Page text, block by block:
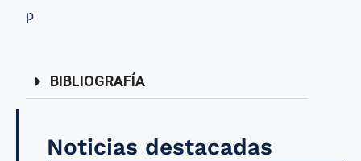
p
BIBLIOGRAFÍA
Noticias destacadas